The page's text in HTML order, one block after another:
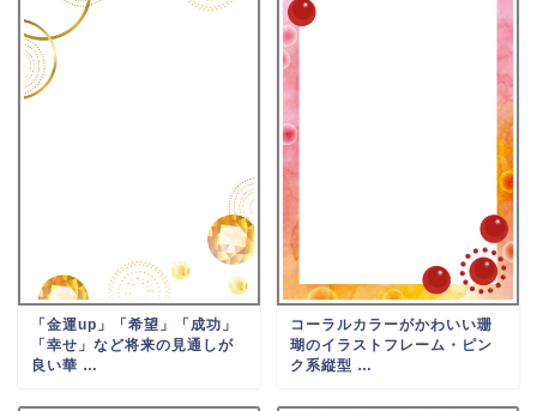
「金運up」「希望」「成功」
「幸せ」など将来の見通しが
良い華 …
コーラルカラーがかわいい珊
瑚のイラストフレーム・ピン
ク系縦型 …